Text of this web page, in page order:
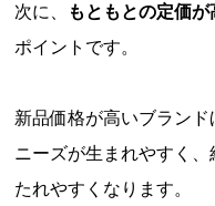
次に、 もともとの定価
ポイントです。
新品価格が高いブラン
ニーズが生まれやすく
たれやすくなります。